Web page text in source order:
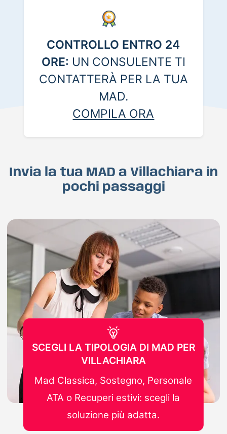
CONTROLLO ENTRO 24
ORE: UN CONSULENTE TI
CONTATTERÀ PER LA TUA
MAD.
COMPILA ORA
Invia la tua MAD a Villachiara in
pochi passaggi
SCEGLI LA TIPOLOGIA DI MAD PER
VILLACHIARA
Mad Classica, Sostegno, Personale
ATA o Recuperi estivi: scegli la
soluzione più adatta.